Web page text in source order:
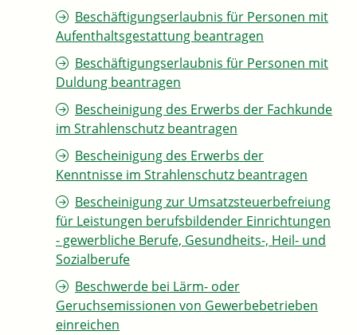
Beschäftigungserlaubnis für Personen mit
Aufenthaltsgestattung beantragen
Beschäftigungserlaubnis für Personen mit
Duldung beantragen
Bescheinigung des Erwerbs der Fachkunde
im Strahlenschutz beantragen
Bescheinigung des Erwerbs der
Kenntnisse im Strahlenschutz beantragen
Bescheinigung zur Umsatzsteuerbefreiung
für Leistungen berufsbildender Einrichtungen
- gewerbliche Berufe, Gesundheits-, Heil- und
Sozialberufe
Beschwerde bei Lärm- oder
Geruchsemissionen von Gewerbebetrieben
einreichen